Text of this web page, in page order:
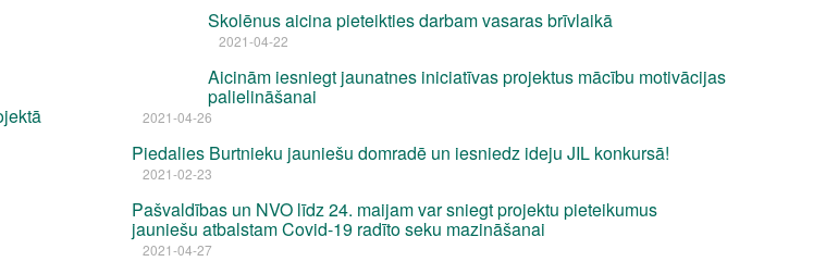
Skolēnus aicina pieteikties darbam vasaras brīvlaikā
2021-04-22
Aicinām iesniegt jaunatnes iniciatīvas projektus mācību motivācijas
palielināšanai
2021-04-26
Piedalies Burtnieku jauniešu domradē un iesniedz ideju JIL konkursā!
2021-02-23
Pašvaldības un NVO līdz 24. maijam var sniegt projektu pieteikumus
jauniešu atbalstam Covid-19 radīto seku mazināšanai
2021-04-27